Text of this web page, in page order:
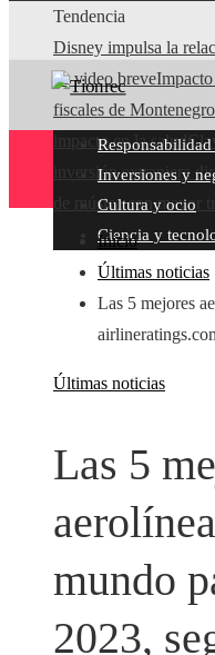
Tendencia
Disney impulsa la
de video breve
fiscales de Montenegro
impacto en la salud
inversión extranjera
de música con mayor
Responsabilidad
Inversiones y
Cultura y ocio
Ciencia y
Inicio
Últimas noticias
Las 5 mejores
Últimas noticias
Las 5
mundo
2023,